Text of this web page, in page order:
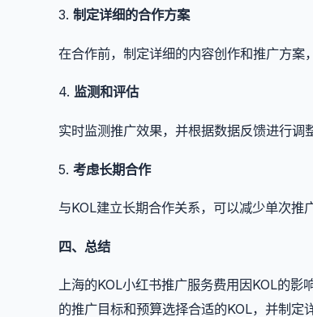
3. 制定详细的合作方案
在合作前，制定详细的内容创作和推广方案
4. 监测和评估
实时监测推广效果，并根据数据反馈进行调
5. 考虑长期合作
与KOL建立长期合作关系，可以减少单次推
四、总结
上海的KOL小红书推广服务费用因KOL的
的推广目标和预算选择合适的KOL，并制